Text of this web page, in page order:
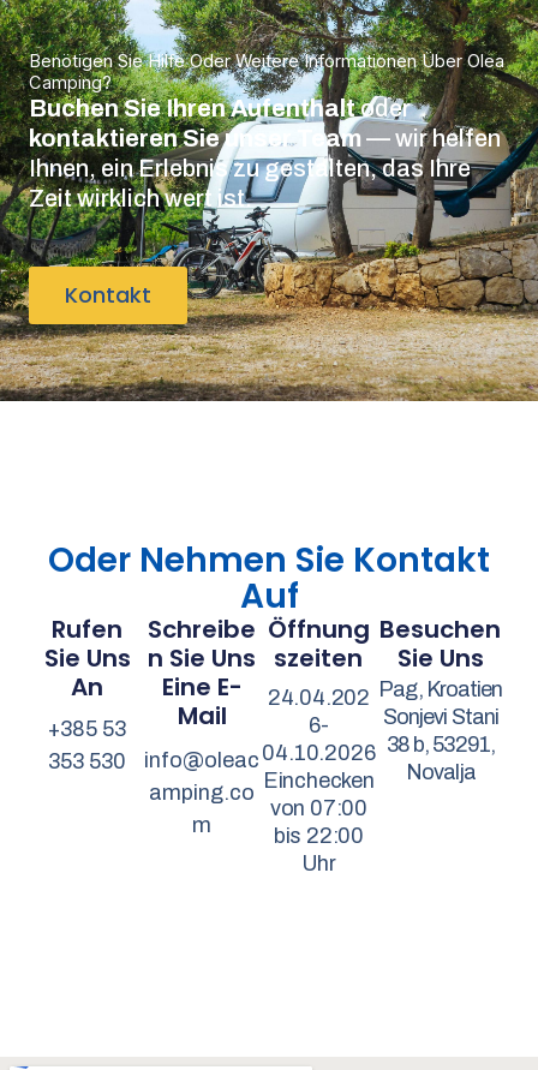
Benötigen Sie Hilfe Oder Weitere Informationen Über Olea
Camping?
Buchen Sie Ihren Aufenthaltoder
kontaktieren Sie unser Team — wir helfen
Ihnen, ein Erlebnis zu gestalten, das Ihre
Zeit wirklich wert ist.
Kontakt
Oder Nehmen Sie Kontakt
Auf
Rufen
Sie Uns
An
+385 53
353 530
Schreibe
N Sie Uns
Eine E-
Mail
info@oleac
amping.co
m
Öffnung
Szeiten
24.04.202
6-
04.10.2026
Einchecken
von 07:00
bis 22:00
Uhr
Besuchen
Sie Uns
Pag, Kroatien
Sonjevi Stani
38 b, 53291,
Novalja